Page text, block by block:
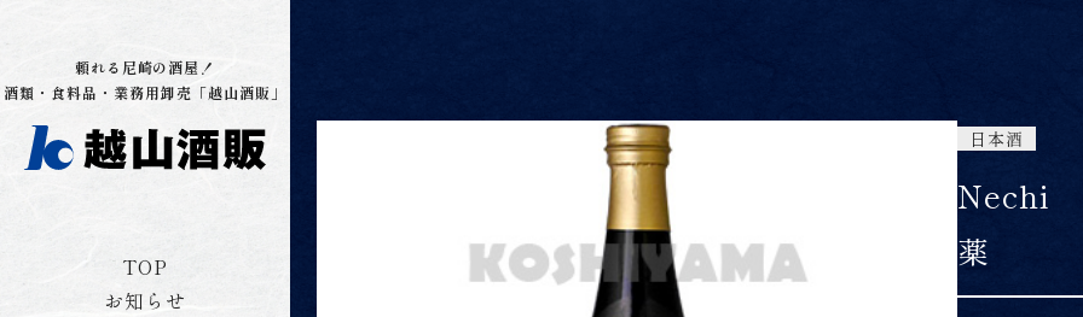
頼れる尼崎の酒屋！
酒類・食料品・業務用卸売「越山酒販」
TOP
お知らせ
日本酒
Nechi
薬